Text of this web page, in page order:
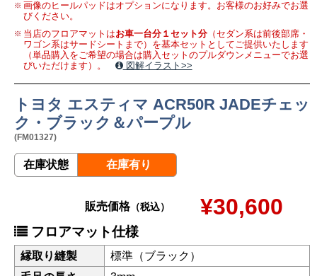
画像のヒールパッドはオプションになります。お客様のお好みでお選
びください。
当店のフロアマットはお車一台分１セット分（セダン系は前後部席・
ワゴン系はサードシートまで）を基本セットとしてご提供いたします
（単品購入をご希望の場合は購入セットのプルダウンメニューでお選
びいただけます）。
図解イラスト>>
トヨタ エスティマ ACR50R JADEチェッ
ク・ブラック＆パープル
(FM01327)
在庫状態 在庫有り
販売価格（税込） ¥30,600
フロアマット仕様
縁取り縫製
標準（ブラック）